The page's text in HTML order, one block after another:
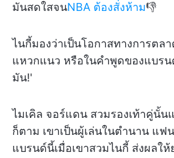
มันสดใสจนNBA ต้องสั่งห้าม👎
ไนกี้มองว่าเป็นโอกาสทางการตล
แหวกแนว หรือในคำพูดของแบรน
มัน!'
ไมเคิล จอร์แดน สวมรองเท้าคู่นั้น
ก็ตาม เขาเป็นผู้เล่นในตำนาน แ
แบรนด์นี้เมื่อเขาสวมไนกี้ ส่งผลใ